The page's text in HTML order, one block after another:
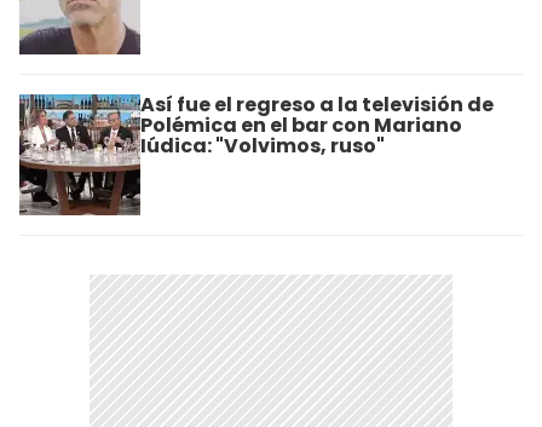
Así fue el regreso a la televisión de
Polémica en el bar con Mariano
Iúdica: "Volvimos, ruso"